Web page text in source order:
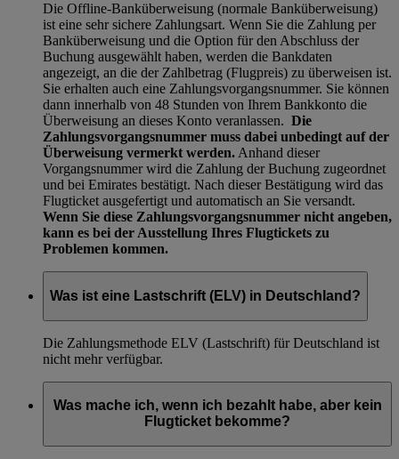
Die Offline-Banküberweisung (normale Banküberweisung)
ist eine sehr sichere Zahlungsart. Wenn Sie die Zahlung per
Banküberweisung und die Option für den Abschluss der
Buchung ausgewählt haben, werden die Bankdaten
angezeigt, an die der Zahlbetrag (Flugpreis) zu überweisen ist.
Sie erhalten auch eine Zahlungsvorgangsnummer. Sie können
dann innerhalb von 48 Stunden von Ihrem Bankkonto die
Überweisung an dieses Konto veranlassen. Die
Zahlungsvorgangsnummer muss dabei unbedingt auf der
Überweisung vermerkt werden. Anhand dieser
Vorgangsnummer wird die Zahlung der Buchung zugeordnet
und bei Emirates bestätigt. Nach dieser Bestätigung wird das
Flugticket ausgefertigt und automatisch an Sie versandt.
Wenn Sie diese Zahlungsvorgangsnummer nicht angeben,
kann es bei der Ausstellung Ihres Flugtickets zu
Problemen kommen.
Was ist eine Lastschrift (ELV) in Deutschland?
Die Zahlungsmethode ELV (Lastschrift) für Deutschland ist
nicht mehr verfügbar.
Was mache ich, wenn ich bezahlt habe, aber kein
Flugticket bekomme?